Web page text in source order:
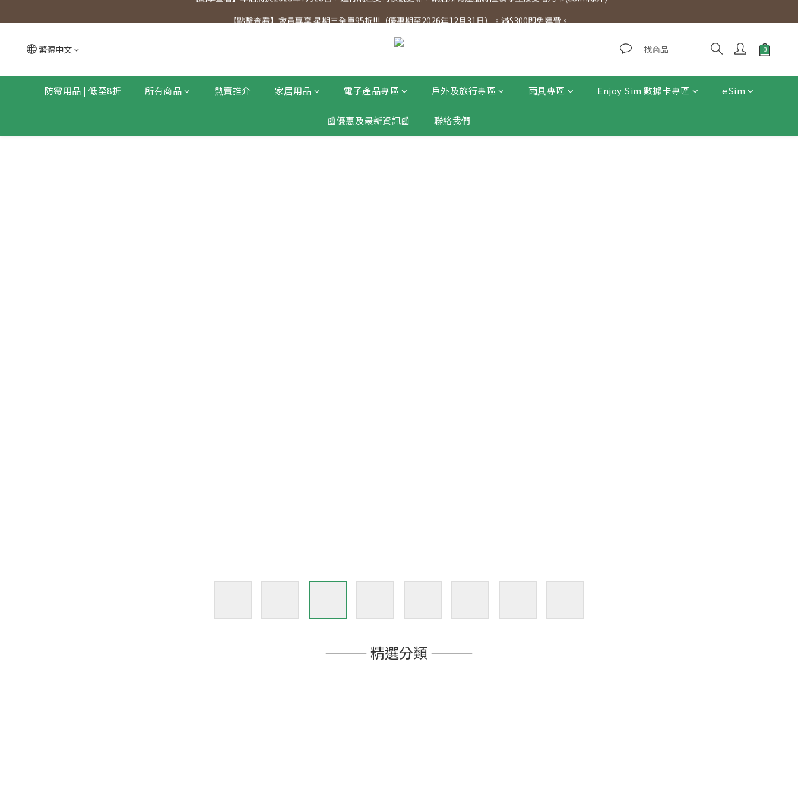
繁體中文
防霉用品 | 低至8折 所有商品 熱賣推介 家居用品 電子產品專區 戶外及旅行專區 雨具專區 Enjoy Sim 數據卡專區 eSim
📰優惠及最新資訊📰 聯絡我們
——— 精選分類 ———